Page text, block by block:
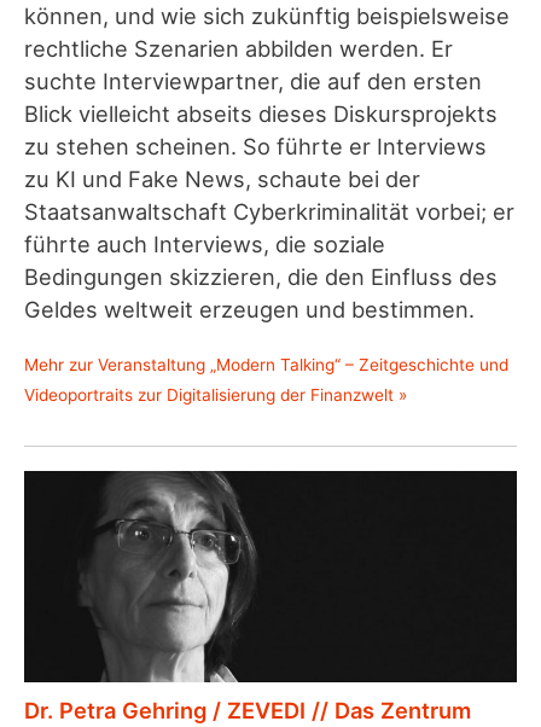
können, und wie sich zukünftig beispielsweise
rechtliche Szenarien abbilden werden. Er
suchte Interviewpartner, die auf den ersten
Blick vielleicht abseits dieses Diskursprojekts
zu stehen scheinen. So führte er Interviews
zu KI und Fake News, schaute bei der
Staatsanwaltschaft Cyberkriminalität vorbei; er
führte auch Interviews, die soziale
Bedingungen skizzieren, die den Einfluss des
Geldes weltweit erzeugen und bestimmen.
Mehr zur Veranstaltung „Modern Talking“ – Zeitgeschichte und
Videoportraits zur Digitalisierung der Finanzwelt »
Dr. Petra Gehring / ZEVEDI // Das Zentrum